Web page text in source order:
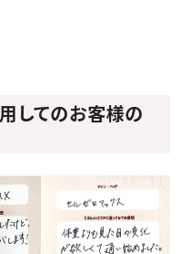
してのお客様の